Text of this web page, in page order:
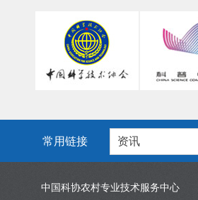
常用链接 资讯
中国科协农村专业技术服务中心